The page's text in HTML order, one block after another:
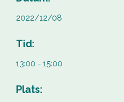
2022/12/08
Tid:
13:00 - 15:00
Plats: